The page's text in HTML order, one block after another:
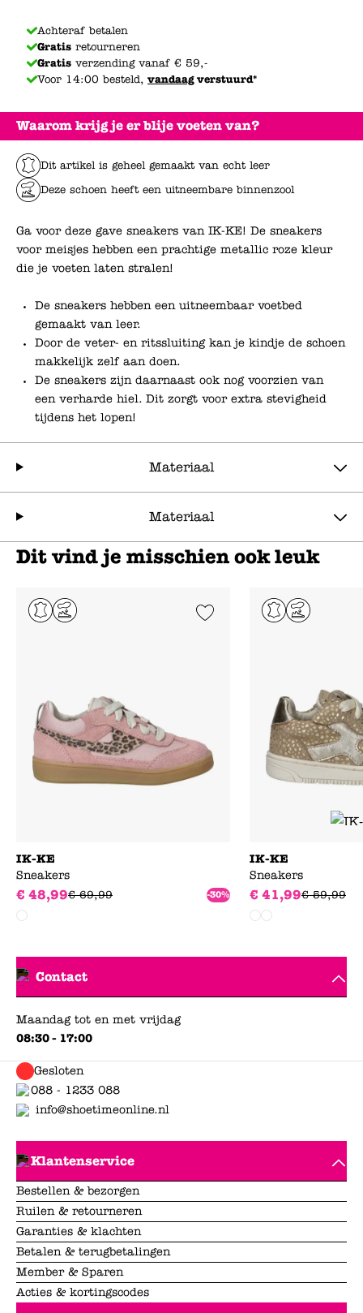
Waarom krijg je er blije voeten van?
Dit artikel is geheel gemaakt van echt leer
Deze schoen heeft een uitneembare binnenzool
Ga voor deze gave sneakers van IK-KE! De sneakers
voor meisjes hebben een prachtige metallic roze kleur
die je voeten laten stralen!
De sneakers hebben een uitneembaar voetbed
gemaakt van leer.
Door de veter- en ritssluiting kan je kindje de schoen
makkelijk zelf aan doen.
De sneakers zijn daarnaast ook nog voorzien van
een verharde hiel. Dit zorgt voor extra stevigheid
tijdens het lopen!
Materiaal
Materiaal
Achteraf betalen
Gratis retourneren
Gratis verzending vanaf € 59,-
Voor 14:00 besteld, vandaagverstuurd*
Dit vind je misschien ook leuk
Add to Wishlist
IK-KE
Sneakers
€ 48,99€ 69,99 -30%
IK-KE
Sneakers
€ 41,99€ 59,99
Contact
Maandag tot en met vrijdag
08:30 - 17:00
Gesloten
088 - 1233 088
info@shoetimeonline.nl
Klantenservice
Bestellen & bezorgen
Ruilen & retourneren
Garanties & klachten
Betalen & terugbetalingen
Member & Sparen
Acties & kortingscodes